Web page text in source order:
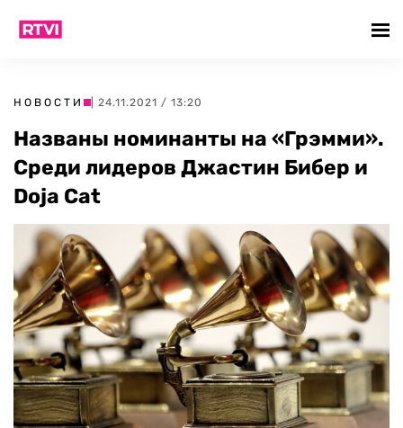
НОВОСТИ | 24.11.2021 / 13:20
Названы номинанты на «Грэмми».
Среди лидеров Джастин Бибер и
Doja Cat